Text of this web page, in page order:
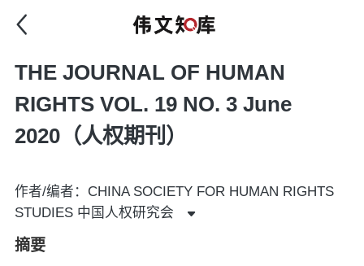
THE JOURNAL OF HUMAN
RIGHTS VOL. 19 NO. 3 June
2020（人权期刊）
作者/编者：CHINA SOCIETY FOR HUMAN RIGHTS
STUDIES 中国人权研究会
摘要